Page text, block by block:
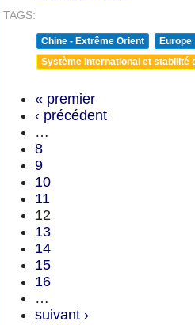
TAGS:
Chine - Extrême Orient
Europe
Système international et stabilité
« premier
‹ précédent
…
8
9
10
11
12
13
14
15
16
…
suivant ›